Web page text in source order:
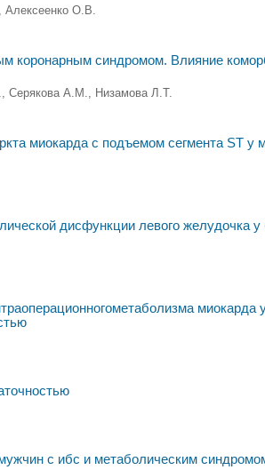
Алексеенко О.В.
коронарным синдромом. Влияние
Серякова А.М., Низамова Л.Т.
миокарда с подъемом сегмента ST у
дисфункции левого желудочка
миокарда
c ибс и метаболическим